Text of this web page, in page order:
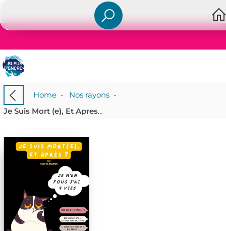
Home- Nos rayons-
Je Suis Mort (e), Et Apres ? Le Registre De Vos Dernieres Volontes : Planificateur Et Guide Des Formalites Apres Le Deces. Liste Des Informations Importantes Sur Vos Affaires Personnelles Et Vos Derniers Souhaits.